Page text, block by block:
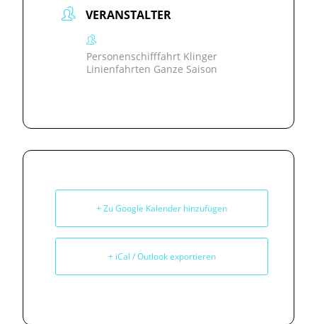
VERANSTALTER
Personenschifffahrt Klinger
Linienfahrten Ganze Saison
+ Zu Google Kalender hinzufügen
+ iCal / Outlook exportieren